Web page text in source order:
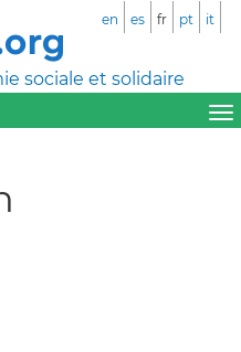
sociale et solidaire
en es fr pt it